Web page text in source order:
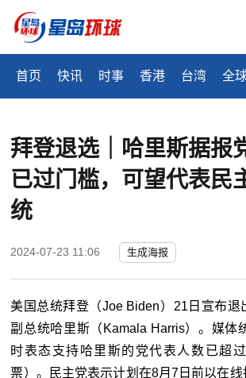
首页 快讯 时事 香港 台湾 全
拜登退选｜哈里斯据报
已过门槛，可望代表民
统
2024-07-23 11:06 生成海报
美国总统拜登（Joe Biden） 21 日宣布退
副总统哈里斯（ Kamala Harris）。媒体
时表态支持哈里斯的党代表人数已超
票）。民主党表示计划在8月7 日前以在